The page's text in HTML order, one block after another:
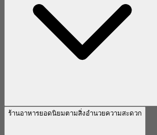
ร้านอาหารยอดนิยมตามสิ่งอำนวยความสะดวก